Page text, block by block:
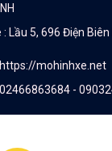
Lầu 5, 696 Điện Biên
mohinhxe.net
-